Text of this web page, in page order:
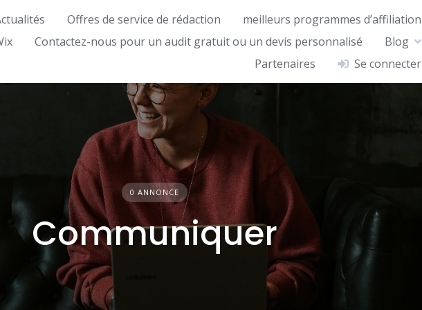
Offres de service de rédaction
meilleurs programmes d’affiliation
Contactez-nous pour un audit gratuit ou un devis personnalisé
Blog
Partenaires
Se connecter
0 ANNONCE
Communiquer